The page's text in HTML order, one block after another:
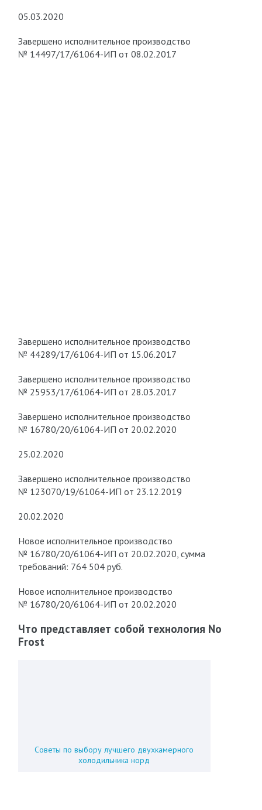
05.03.2020
Завершено исполнительное производство
№ 14497/17/61064-ИП от 08.02.2017
Завершено исполнительное производство
№ 44289/17/61064-ИП от 15.06.2017
Завершено исполнительное производство
№ 25953/17/61064-ИП от 28.03.2017
Завершено исполнительное производство
№ 16780/20/61064-ИП от 20.02.2020
25.02.2020
Завершено исполнительное производство
№ 123070/19/61064-ИП от 23.12.2019
20.02.2020
Новое исполнительное производство
№ 16780/20/61064-ИП от 20.02.2020, сумма
требований: 764 504 руб.
Новое исполнительное производство
№ 16780/20/61064-ИП от 20.02.2020
Что представляет собой технология No
Frost
Советы по выбору лучшего двухкамерного
холодильника норд